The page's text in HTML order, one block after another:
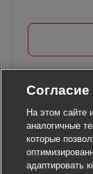
На этом сайте
аналогичные
которые
адаптировать